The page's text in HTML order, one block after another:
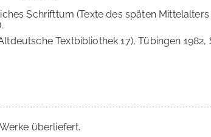
Schrifttum (Texte des späten
Textbibliothek 17), Tübingen 1982,
überliefert.